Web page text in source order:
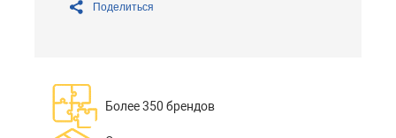
Поделиться
Более 350 брендов